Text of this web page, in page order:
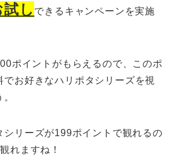
試し できるキャンペーンを実施
ポイントがもらえるので、このポ
でお好きなハリポタシリーズを視
シリーズが199ポイントで観れるの
れますね！